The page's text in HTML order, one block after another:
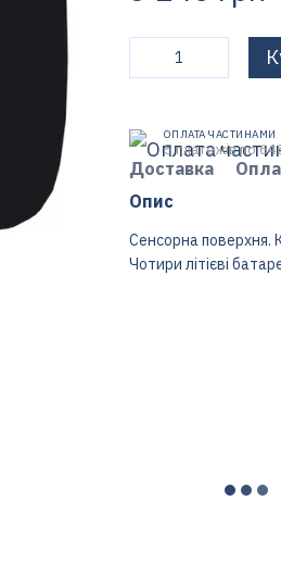
ОПЛАТА ЧАСТИНАМИ
5 платежів по
Доставка
Опис
Сенсорна поверхня.
Чотири літієві